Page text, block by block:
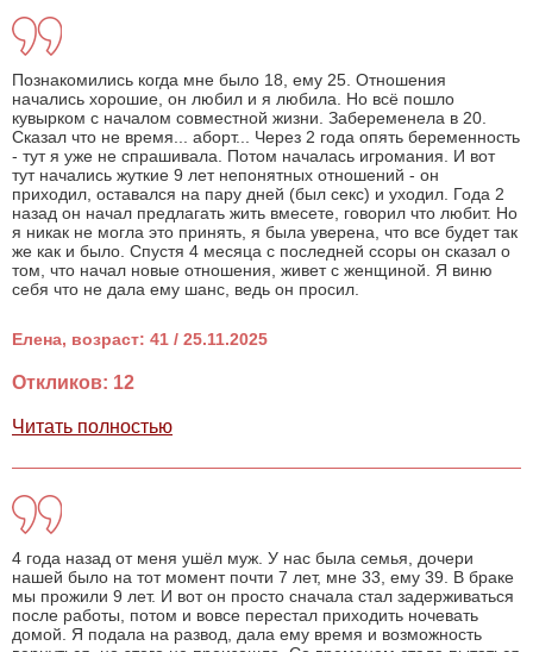
Познакомились когда мне было 18, ему 25. Отношения
начались хорошие, он любил и я любила. Но всё пошло
кувырком с началом совместной жизни. Забеременела в 20.
Сказал что не время... аборт... Через 2 года опять беременность
- тут я уже не спрашивала. Потом началась игромания. И вот
тут начались жуткие 9 лет непонятных отношений - он
приходил, оставался на пару дней (был секс) и уходил. Года 2
назад он начал предлагать жить вмесете, говорил что любит. Но
я никак не могла это принять, я была уверена, что все будет так
же как и было. Спустя 4 месяца с последней ссоры он сказал о
том, что начал новые отношения, живет с женщиной. Я виню
себя что не дала ему шанс, ведь он просил.
Елена, возраст: 41 / 25.11.2025
Откликов: 12
Читать полностью
4 года назад от меня ушёл муж. У нас была семья, дочери
нашей было на тот момент почти 7 лет, мне 33, ему 39. В браке
мы прожили 9 лет. И вот он просто сначала стал задерживаться
после работы, потом и вовсе перестал приходить ночевать
домой. Я подала на развод, дала ему время и возможность